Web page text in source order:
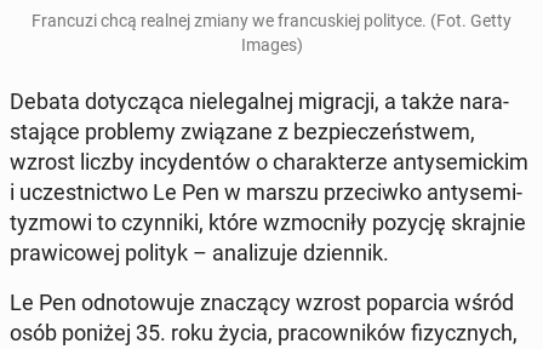
Fran­cu­zi chcą realnej zmiany we fran­cu­skiej po­li­ty­ce. (Fot. Getty
Images)
Debata do­ty­czą­ca nie­le­gal­nej mi­gra­cji, a także na­ra­
sta­ją­ce pro­ble­my zwią­za­ne z bez­pie­czeń­stwem,
wzrost liczby in­cy­den­tów o cha­rak­te­rze an­ty­se­mic­kim
i uczest­nic­two Le Pen w marszu prze­ciw­ko an­ty­se­mi­
ty­zmo­wi to czyn­ni­ki, które wzmoc­ni­ły pozycję skraj­nie
pra­wi­co­wej polityk – ana­li­zu­je dzien­nik.
Le Pen od­no­to­wu­je zna­czą­cy wzrost po­par­cia wśród
osób poniżej 35. roku życia, pra­cow­ni­ków fi­zycz­nych,